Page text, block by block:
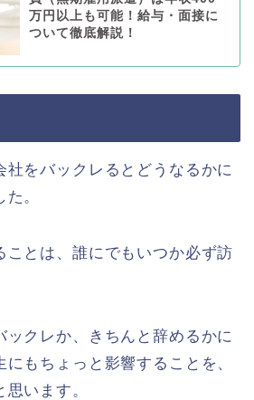
万円以上も可能！給与・面接に
ついて徹底解説！
社をバックレるとどうなるかに
。
ことは、誰にでもいつか必ず訪
ックレか、きちんと辞めるかに
もちょっと影響することを、
います。